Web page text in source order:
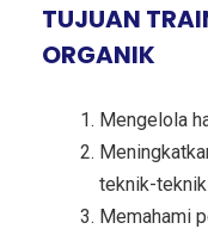
TUJUAN
ORGANIK
Mengelola
teknik-
Memahami